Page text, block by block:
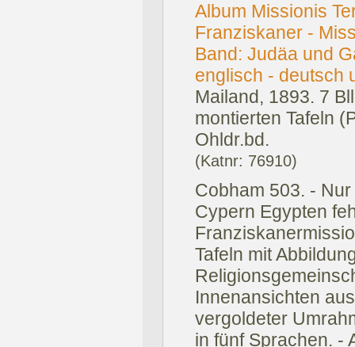
Album Missionis
Franziskaner -
Band: Judäa und
englisch - deutsch
Mailand, 1893. 7
montierten Tafeln
Ohldr.bd.
(Katnr: 76910)
Cobham 503. -
Cypern Egypten
Tafeln mit
Innenansichten
vergoldeter
in fünf Sprachen. -